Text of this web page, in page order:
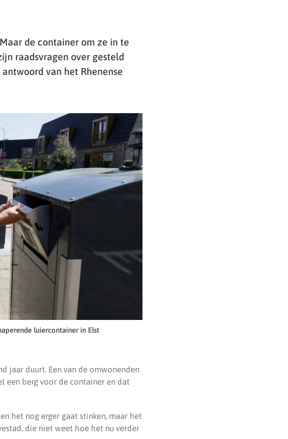
de container om ze in te
raadsvragen over gesteld
antwoord van het Rhenense
luiercontainer in Elst
jaar duurt. Een van de omwonenden
een berg voor de container en dat
het nog erger gaat stinken, maar het
die niet weet hoe het nu verder